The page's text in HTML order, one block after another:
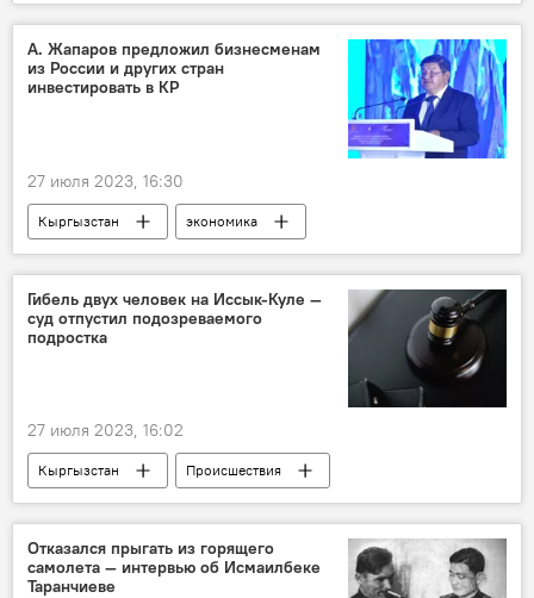
теракт Украина
попытка
ФСБ
корабль
А. Жапаров предложил бизнесменам
из России и других стран
инвестировать в КР
27 июля 2023, 16:30
Кыргызстан
экономика
Акылбек Жапаров
форум
Иссык-Куль
фото
Новости Киргизии
Гибель двух человек на Иссык-Куле —
суд отпустил подозреваемого
подростка
27 июля 2023, 16:02
Кыргызстан
Происшествия
подозреваемый
гибель
Отказался прыгать из горящего
самолета — интервью об Исмаилбеке
Таранчиеве